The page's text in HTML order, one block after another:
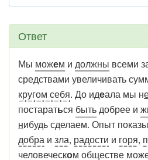
Ответ
Мы можем и должны всеми
средствами увеличивать
кругом себя. До идеала мы н
постараться быть добрее и
нибудь сделаем. Опыт
добра и зла, радости и горя,
человеческом обществе